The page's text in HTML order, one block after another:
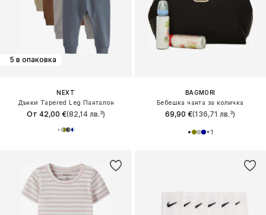
5 в опаковка
NEXT
Дънки Tapered Leg Панталон
От 42,00 €(82,14 лв.³)
BAGMORI
Бебешка чанта за количка
69,90 €(136,71 лв.³)
+1